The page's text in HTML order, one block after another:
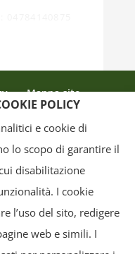
Mappa sito
Produttivo Agrumi di
vietato copiarli,
anche soltanto in
POLICY
e cookie di
lo scopo di garantire il
disabilitazione
I cookie
l’uso del sito, redigere
web e simili. I